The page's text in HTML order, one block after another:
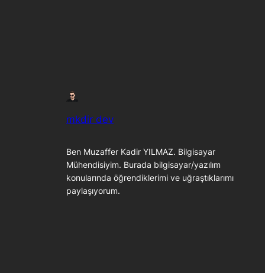
mkdir dev
Ben Muzaffer Kadir YILMAZ. Bilgisayar
Mühendisiyim. Burada bilgisayar/yazılım
konularında öğrendiklerimi ve uğraştıklarımı
paylaşıyorum.